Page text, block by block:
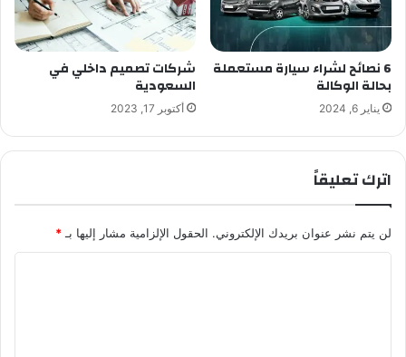
6 نصائح لشراء سيارة مستعملة
بحالة الوكالة
يناير 6, 2024
شركات تصميم داخلي في
السعودية
أكتوبر 17, 2023
اترك تعليقاً
لن يتم نشر عنوان بريدك الإلكتروني. الحقول الإلزامية مشار إليها بـ *